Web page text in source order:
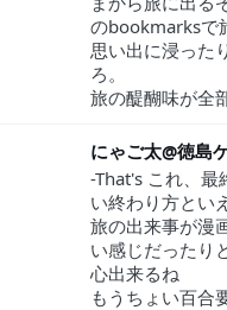
のbookmarksで
思い出に浸った
ろ。
旅の醍醐味が全
-That's これ、最
い終わり方とい
旅の出来事が漫
い感じだったり
心出来るね
もうちょい百合